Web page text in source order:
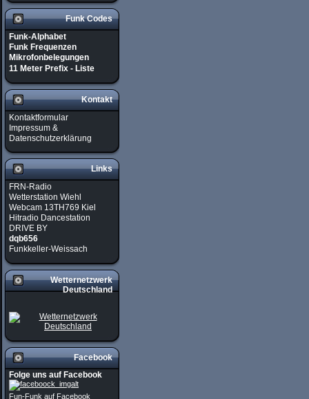
Funk Codes
Funk-Alphabet
Funk Frequenzen
Mikrofonbelegungen
11 Meter Prefix - Liste
Kontakt
Kontaktformular
Impressum &
Datenschutzerklärung
Links
FRN-Radio
Wetterstation Wiehl
Webcam 13TH769 Kiel
Hitradio Dancestation
DRIVE BY
dqb656
Funkkeller-Weissach
Wetternetzwerk
Deutschland
Facebook
Folge uns auf Facebook
Fun-Funk auf Facebook